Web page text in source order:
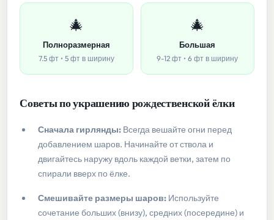
🎄
Полноразмерная
7.5 фт • 5 фт в ширину
🎄
Большая
9-12 фт • 6 фт в ширину
Советы по украшению рождественской ёлки
Сначала гирлянды: Всегда вешайте огни перед
добавлением шаров. Начинайте от ствола и
двигайтесь наружу вдоль каждой ветки, затем по
спирали вверх по ёлке.
Смешивайте размеры шаров: Используйте
сочетание больших (внизу), средних (посередине) и